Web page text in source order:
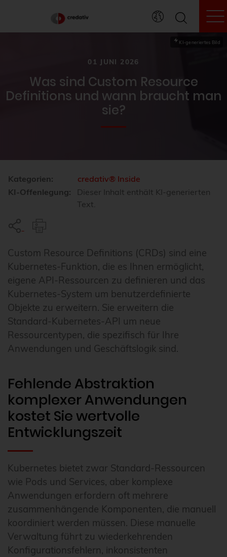
KI-generiertes Bild
01 JUNI 2026
Was sind Custom Resource
Definitions und wann braucht man
sie?
Kategorien:
credativ® Inside
KI-Offenlegung:
Dieser Inhalt enthält KI-generierten
Text.
Custom Resource Definitions (CRDs) sind eine
Kubernetes-Funktion, die es Ihnen ermöglicht,
eigene API-Ressourcen zu definieren und das
Kubernetes-System um benutzerdefinierte
Objekte zu erweitern. Sie erweitern die
Standard-Kubernetes-API um neue
Ressourcentypen, die spezifisch für Ihre
Anwendungen und Geschäftslogik sind.
Fehlende Abstraktion
komplexer Anwendungen
kostet Sie wertvolle
Entwicklungszeit
Kubernetes bietet zwar Standard-Ressourcen
wie Pods und Services, aber komplexe
Anwendungen erfordern oft mehrere
zusammenhängende Komponenten, die manuell
koordiniert werden müssen. Diese manuelle
Verwaltung führt zu wiederkehrenden
Konfigurationsfehlern, inkonsistenten